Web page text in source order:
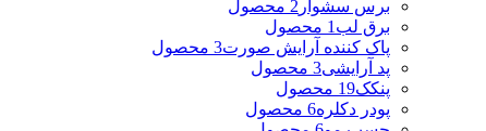
برس سشوار 2 محصول
برق لب 1 محصول
پاک کننده آرایش صورت3 محصول
پد آرایشی3 محصول
پنکک19 محصول
پودر دکلره6 محصول